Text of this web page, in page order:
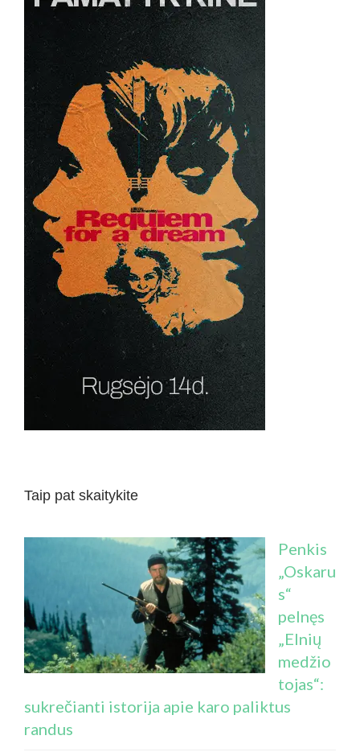
Taip pat skaitykite
Penkis
„Oskaru
s“
pelnęs
„Elnių
medžio
tojas“:
sukrečianti istorija apie karo paliktus
randus